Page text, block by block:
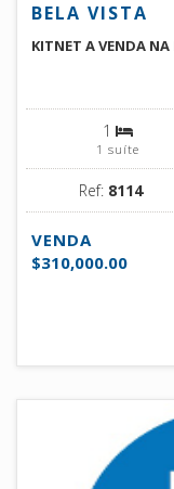
BELA VISTA
KITNET A VENDA NA
1
1 suíte
Ref: 8114
VENDA
$310,000.00